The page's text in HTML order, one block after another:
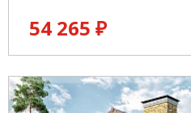
54 265 ₽